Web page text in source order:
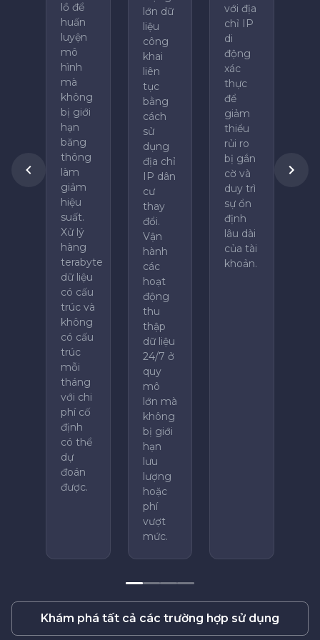
lồ để
huấn
luyện
mô
hình
mà
không
bị giới
hạn
băng
thông
làm
giảm
hiệu
suất.
Xử lý
hàng
terabyte
dữ liệu
có cấu
trúc và
không
có cấu
trúc
mỗi
tháng
với chi
phí cố
định
có thể
dự
đoán
được.
lớn dữ
liệu
công
khai
liên
tục
bằng
cách
sử
dụng
địa chỉ
IP dân
cư
thay
đổi.
Vận
hành
các
hoạt
động
thu
thập
dữ liệu
24/7 ở
quy
mô
lớn mà
không
bị giới
hạn
lưu
lượng
hoặc
phí
vượt
mức.
với địa
chỉ IP
di
động
xác
thực
để
giảm
thiểu
rủi ro
bị gắn
cờ và
duy trì
sự ổn
định
lâu dài
của tài
khoản.
Khám phá tất cả các trường hợp sử dụng